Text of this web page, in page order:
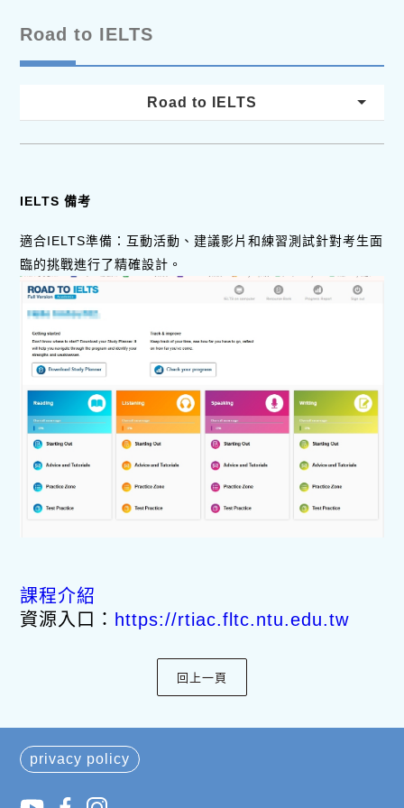
Road to IELTS
Road to IELTS
IELTS 備考
適合IELTS準備：互動活動、建議影片和練習測試針對考生面
臨的挑戰進行了精確設計。
課程介紹
資源入口： https://rtiac.fltc.ntu.edu.tw
privacy policy